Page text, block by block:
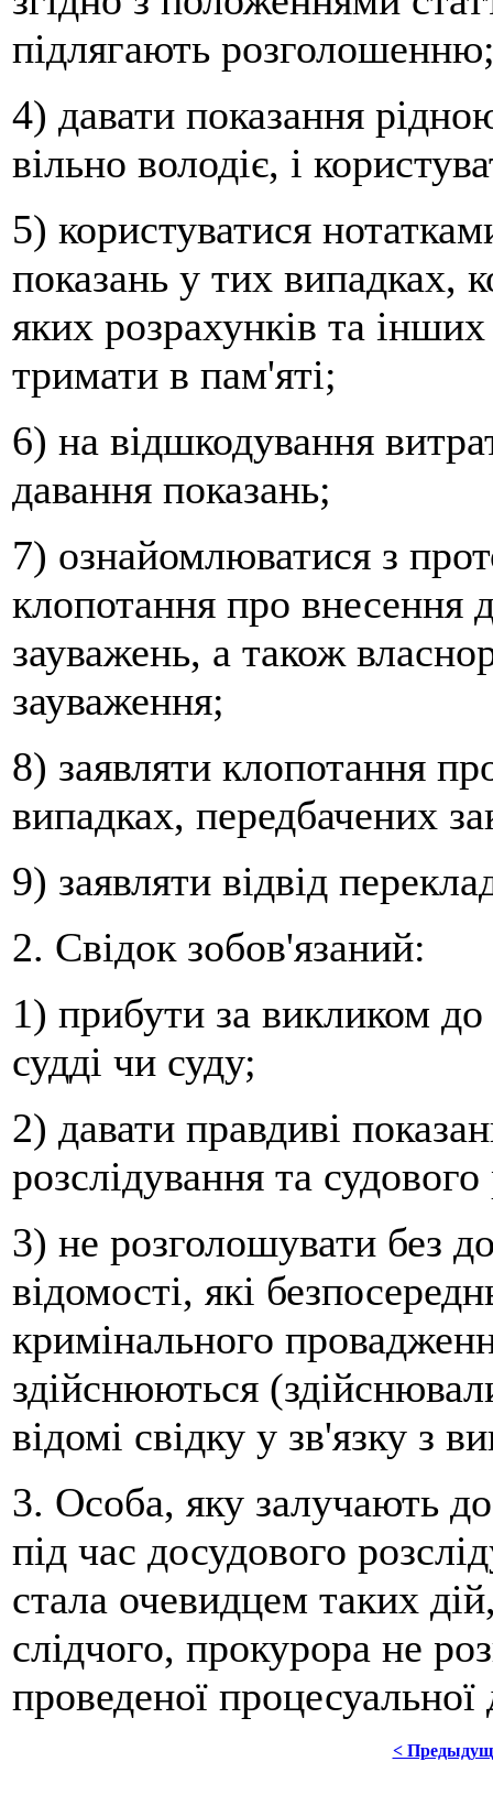
підлягають
4) давати показання
вільно володіє, і
5) користуватися
показань у тих випадках,
яких розрахунків та
тримати в пам'яті;
6) на відшкодування
давання показань;
7) ознайомлюватися з
клопотання про внесення
зауважень, а також
зауваження;
8) заявляти клопотання
випадках, передбачених
9) заявляти відвід
2. Свідок зобов'язаний:
1) прибути за викликом до
судді чи суду;
2) давати правдиві
розслідування та
3) не розголошувати без
відомості, які
кримінального
здійснюються
відомі свідку у зв'язку з
3. Особа, яку залучають
під час досудового
стала очевидцем таких
слідчого, прокурора не
проведеної процесуальної
<